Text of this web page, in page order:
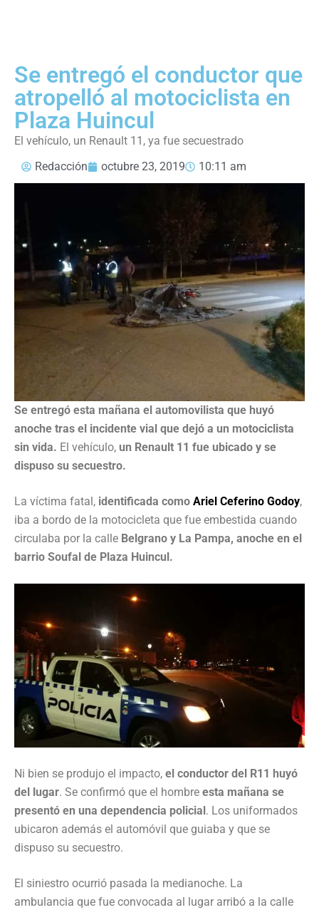
Se entregó el conductor que
atropelló al motociclista en
Plaza Huincul
El vehículo, un Renault 11, ya fue secuestrado
Redacción
octubre 23, 2019 10:11 am
Se entregó esta mañana el automovilista que huyó
anoche tras el incidente vial que dejó a un motociclista
sin vida. El vehículo, un Renault 11 fue ubicado y se
dispuso su secuestro.
La víctima fatal, identificada como Ariel Ceferino Godoy,
iba a bordo de la motocicleta que fue embestida cuando
circulaba por la calle Belgrano y La Pampa, anoche en el
barrio Soufal de Plaza Huincul.
Ni bien se produjo el impacto, el conductor del R11 huyó
del lugar. Se confirmó que el hombre esta mañana se
presentó en una dependencia policial . Los uniformados
ubicaron además el automóvil que guiaba y que se
dispuso su secuestro.
El siniestro ocurrió pasada la medianoche. La
ambulancia que fue convocada al lugar arribó a la calle